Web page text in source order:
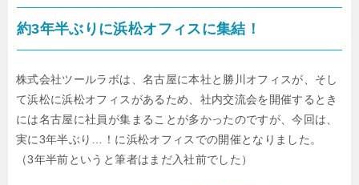
約3年半ぶりに浜松オフィスに集結！
株式会社ツールラボは、名古屋に本社と勝川オフィスが、そし
て浜松に浜松オフィスがあるため、社内交流会を開催するとき
には名古屋に社員が集まることが多かったのですが、今回は、
実に3年半ぶり…！に浜松オフィスでの開催となりました。
（3年半前というと筆者はまだ入社前でした）